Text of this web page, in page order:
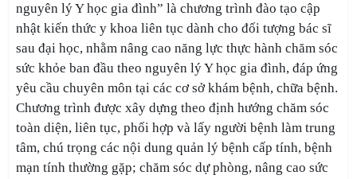
nguyên lý Y học gia đình” là chương trình đào tạo cập
nhật kiến thức y khoa liên tục dành cho đối tượng bác sĩ
sau đại học, nhằm nâng cao năng lực thực hành chăm sóc
sức khỏe ban đầu theo nguyên lý Y học gia đình, đáp ứng
yêu cầu chuyên môn tại các cơ sở khám bệnh, chữa bệnh.
Chương trình được xây dựng theo định hướng chăm sóc
toàn diện, liên tục, phối hợp và lấy người bệnh làm trung
tâm, chú trọng các nội dung quản lý bệnh cấp tính, bệnh
mạn tính thường gặp; chăm sóc dự phòng, nâng cao sức